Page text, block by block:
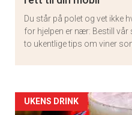
Du står på polet og vet ikke
for hjelpen er nær: Bestill
to ukentlige tips om viner
Artikler
UKENS DRINK